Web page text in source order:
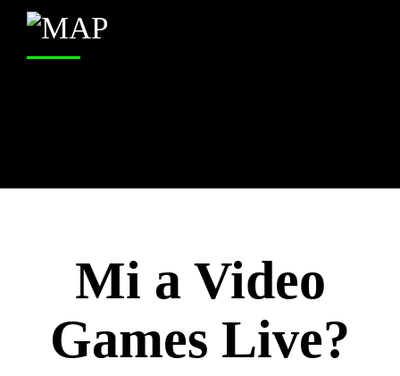
Mi a Video
Games Live?